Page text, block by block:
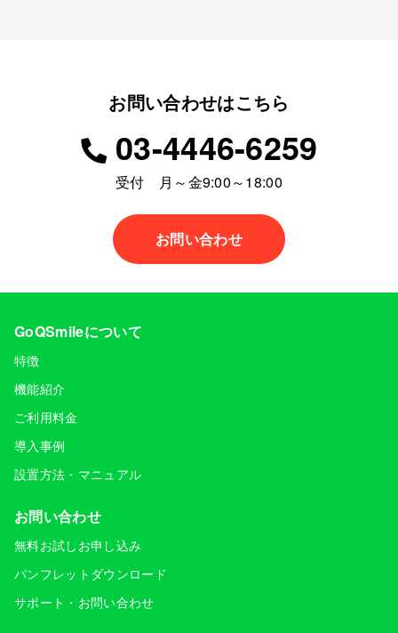
お問い合わせはこちら
03-4446-6259
受付 月～金9:00～18:00
お問い合わせ
GoQSmileについて
特徴
機能紹介
ご利用料金
導入事例
設置方法・マニュアル
お問い合わせ
無料お試しお申し込み
パンフレットダウンロード
サポート・お問い合わせ